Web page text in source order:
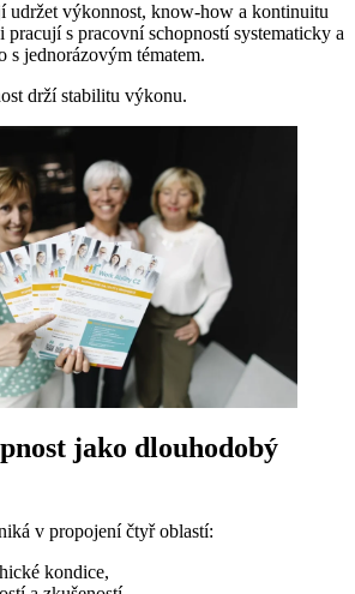
udržet výkonnost, know-how a kontinuitu
pracují s pracovní schopností systematicky a
jednorázovým tématem.
drží stabilitu výkonu.
jako dlouhodobý
v propojení čtyř oblastí:
kondice,